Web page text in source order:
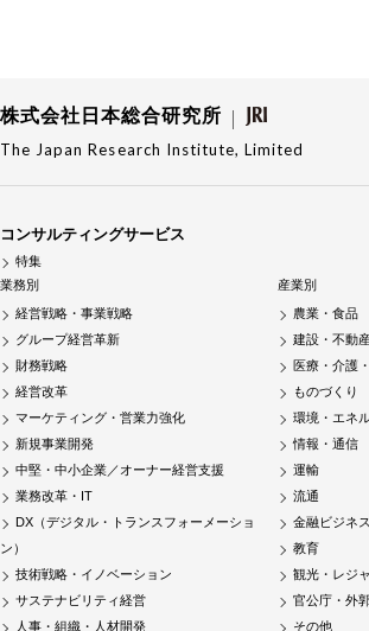
株式会社日本総合研究所
The Japan Research Institute, Limited
コンサルティングサービス
特集
業務別
経営戦略・事業戦略
グループ経営革新
財務戦略
経営改革
マーケティング・営業力強化
新規事業開発
中堅・中小企業／オーナー経営支援
業務改革・IT
DX（デジタル・トランスフォーメーショ
ン）
技術戦略・イノベーション
サステナビリティ経営
人事・組織・人材開発
産業別
農業・食品
建設・不動
医療・介護
ものづくり
環境・エネ
情報・通信
運輸
流通
金融ビジネス
教育
観光・レジ
官公庁・外
その他